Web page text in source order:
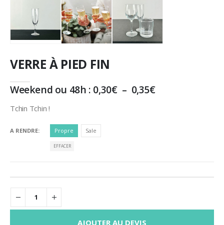
VERRE À PIED FIN
Weekend ou 48h : 0,30€ – 0,35€Plage
Tchin Tchin !
A RENDRE Propre Sale
EFFACER
AJOUTER AU DEVIS